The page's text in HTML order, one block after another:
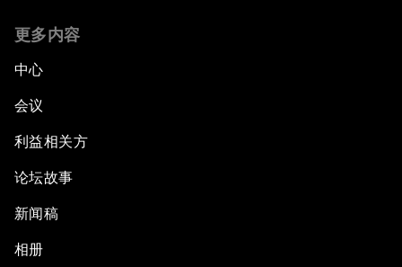
更多内容
中心
会议
利益相关方
论坛故事
新闻稿
相册